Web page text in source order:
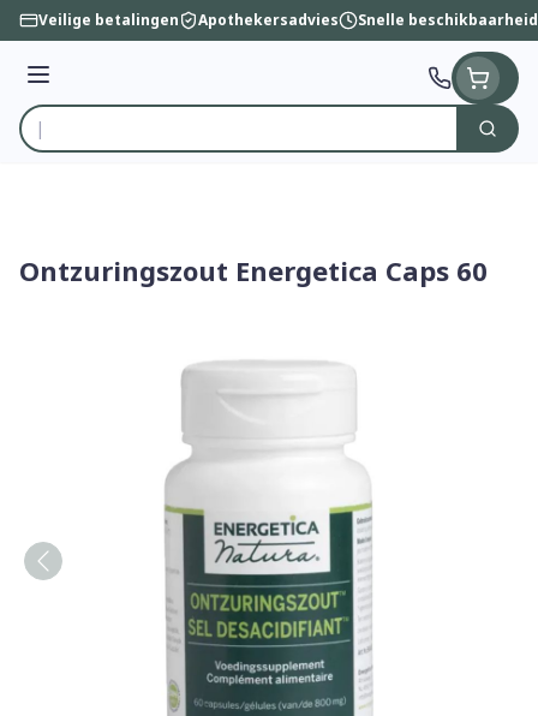
Ga naar de inhoud
Veilige betalingen Apothekersadvies Snelle beschikbaarheid
Menu
Product, merk, categorie...
Zoek
Ontzuringszout Energetica Caps 60